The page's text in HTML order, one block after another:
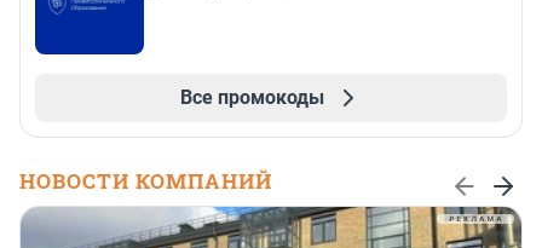
Все промокоды
НОВОСТИ КОМПАНИЙ